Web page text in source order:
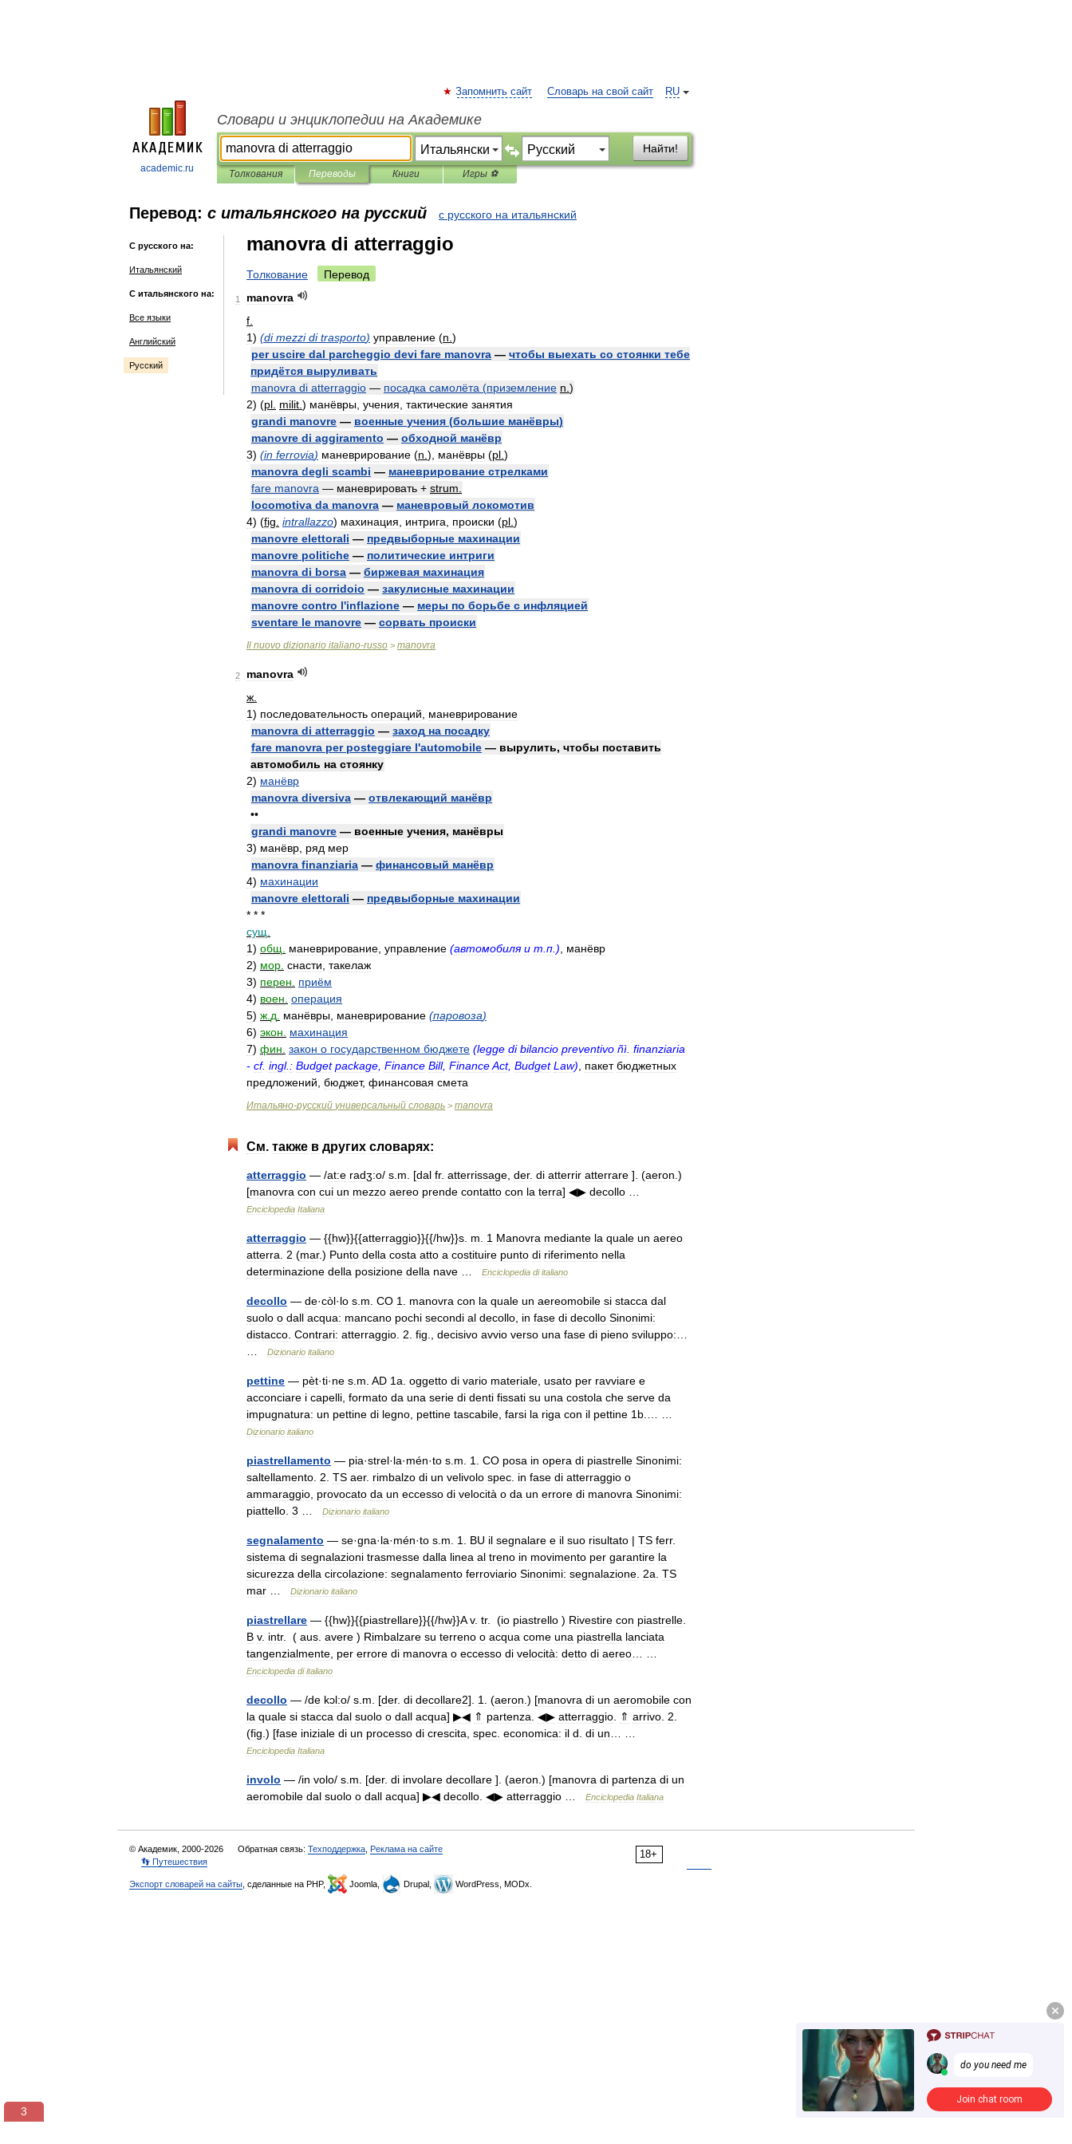
academic.ru
RU
Запомнить сайт Словарь на свой сайт
Словари и энциклопедии на Академике
Найти!
Толкования Переводы Книги Игры ⚽
Перевод: с итальянского на русский с русского на итальянский
С русского на:
Итальянский
С итальянского на:
Все языки
Английский
Русский
manovra di atterraggio
Толкование Перевод
1
manovra
f
1) (di mezzi di trasporto) управление (n )
per uscire dal parcheggio devi fare manovra — чтобы выехать со стоянки тебе
придётся выруливать
manovra di atterraggio — посадка самолёта (приземление n )
2) (pl milit ) манёвры учения тактические занятия
grandi manovre — военные учения (большие манёвры)
manovre di aggiramento — обходной манёвр
3) (in ferrovia) маневрирование (n ), манёвры (pl )
manovra degli scambi — маневрирование стрелками
fare manovra — маневрировать + strum
locomotiva da manovra — маневровый локомотив
4) (fig intrallazzo) махинация интрига происки (pl )
manovre elettorali — предвыборные махинации
manovre politiche — политические интриги
manovra di borsa — биржевая махинация
manovra di corridoio — закулисные махинации
manovre contro l'inflazione — меры по борьбе с инфляцией
sventare le manovre — сорвать происки
Il nuovo dizionario italiano-russo > manovra
2
manovra
ж
1) последовательность операций
маневрирование
manovra di atterraggio — заход на посадку
fare manovra per posteggiare l'automobile — вырулить, чтобы поставить
автомобиль на стоянку
2) манёвр
manovra diversiva — отвлекающий манёвр
••
grandi manovre — военные учения, манёвры
3) манёвр ряд мер
manovra finanziaria — финансовый манёвр
4) махинации
manovre elettorali — предвыборные махинации
* * *
сущ
1) общ маневрирование управление (автомобиля и т п .)
манёвр
2) мор снасти такелаж
3) перен
приём
4) воен операция
5) ж д манёвры маневрирование (паровоза)
6) экон
махинация
7) фин закон о государственном бюджете (legge di bilancio preventivo ñì finanziaria
- cf. ingl. : Budget package Finance Bill, FinanceAct, Budget Law) пакет бюджетных
предложений бюджет, финансовая смета
Итальяно-русский универсальный словарь > manovra
См. также в других словарях:
atterraggio — /at:e radʒ:o/ s m . [dal fr. atterrissage der. di atterrir atterrare ]. (aeron .)
[manovra con cui un mezzo aereo prende contatto con la terra] ◀▶ decollo
Enciclopedia Italiana
atterraggio — {{hw}}{{atterraggio}}{{/hw}}s m 1 Manovra mediante la quale un aereo
atterra
2 (mar.) Punto della costa atto a costituire punto di riferimento nella
determinazione della posizione della nave Enciclopedia di italiano
decollo — de·còl·lo s m CO 1 manovra con la quale un aereomobile si stacca dal
suolo o dall acqua: mancano pochi secondi al decollo in fase di decollo Sinonimi:
distacco Contrari: atterraggio 2 fig decisivo avvio verso una fase di pieno sviluppo:
Dizionario italiano
pettine — pèt·ti·ne s m AD 1a oggetto di vario materiale usato per ravviare e
acconciare i capelli formato da una serie di denti fissati su una costola che serve da
impugnatura: un pettine di legno pettine tascabile farsi la riga con il pettine 1b
Dizionario italiano
piastrellamento — pia·strel·la·mén·to s m 1 CO posa in opera di piastrelle Sinonimi:
saltellamento 2 TS aer. rimbalzo di un velivolo spec in fase di atterraggio o
ammaraggio provocato da un eccesso di velocità o da un errore di manovra Sinonimi:
piattello 3 Dizionario italiano
segnalamento — se·gna·la·mén·to s m 1 BU il segnalare e il suo risultato | TS ferr.
sistema di segnalazioni trasmesse dalla linea al treno in movimento per garantire la
sicurezza della circolazione: segnalamento ferroviario Sinonimi: segnalazione 2a TS
mar
Dizionario italiano
piastrellare — {{hw}}{{piastrellare}}{{/hw}}A v. tr. (io piastrello ) Rivestire con piastrelle
B v. intr. ( aus avere ) Rimbalzare su terreno o acqua come una piastrella lanciata
tangenzialmente per errore di manovra o eccesso di velocità: detto di aereo
Enciclopedia di italiano
decollo — /de kɔl:o/ s m . [der. di decollare2]. 1 . (aeron .) [manovra di un aeromobile con
la quale si stacca dal suolo o dall acqua] ▶◀ ⇑ partenza ◀▶ atterraggio ⇑ arrivo 2
(fig .) [fase iniziale di un processo di crescita spec economica: il d di un
Enciclopedia Italiana
involo — /in volo/ s m . [der. di involare decollare ]. (aeron .) [manovra di partenza di un
aeromobile dal suolo o dall acqua] ▶◀ decollo ◀▶ atterraggio Enciclopedia Italiana
18+
© Академик, 2000-2026 Обратная связь: Техподдержка Реклама на сайте
👣 Путешествия
Экспорт словарей на сайты , сделанные на PHP, Joomla, Drupal, WordPress, MODx.
3